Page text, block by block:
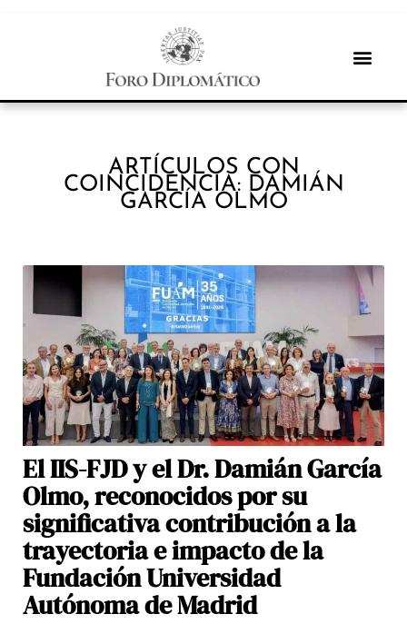
ARTÍCULOS CON
COINCIDENCIA: DAMIÁN
GARCÍA OLMO
El IIS-FJD y el Dr. Damián García
Olmo, reconocidos por su
significativa contribución a la
trayectoria e impacto de la
Fundación Universidad
Autónoma de Madrid